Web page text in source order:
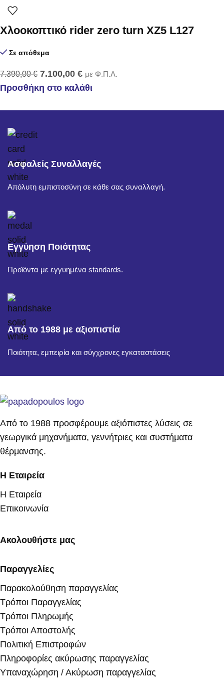
Χλοοκοπτικό rider zero turn XZ5 L127
Σε απόθεμα
7.390,00€ 7.100,00 € με Φ.Π.Α.
Προσθήκη στο καλάθι
Ασφαλείς Συναλλαγές
Απόλυτη εμπιστοσύνη σε κάθε σας συναλλαγή.
Εγγύηση Ποιότητας
Προϊόντα με εγγυημένα standards.
Από το 1988 με αξιοπιστία
Ποιότητα, εμπειρία και σύγχρονες εγκαταστάσεις
Από το 1988 προσφέρουμε αξιόπιστες λύσεις σε
γεωργικά μηχανήματα, γεννήτριες και συστήματα
θέρμανσης.
Η Εταιρεία
Η Εταιρεία
Επικοινωνία
Ακολουθήστε μας
Παραγγελίες
Παρακολούθηση παραγγελίας
Τρόποι Παραγγελίας
Τρόποι Πληρωμής
Τρόποι Αποστολής
Πολιτική Επιστροφών
Πληροφορίες ακύρωσης παραγγελίας
Υπαναχώρηση / Ακύρωση παραγγελίας